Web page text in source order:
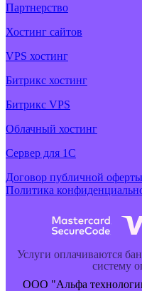
Партнерство
Хостинг сайтов
VPS хостинг
Битрикс хостинг
Битрикс VPS
Облачный хостинг
Cервер для 1С
Договор публичной оферты
Политика
Услуги оплачиваются
систему
ООО "Альфа